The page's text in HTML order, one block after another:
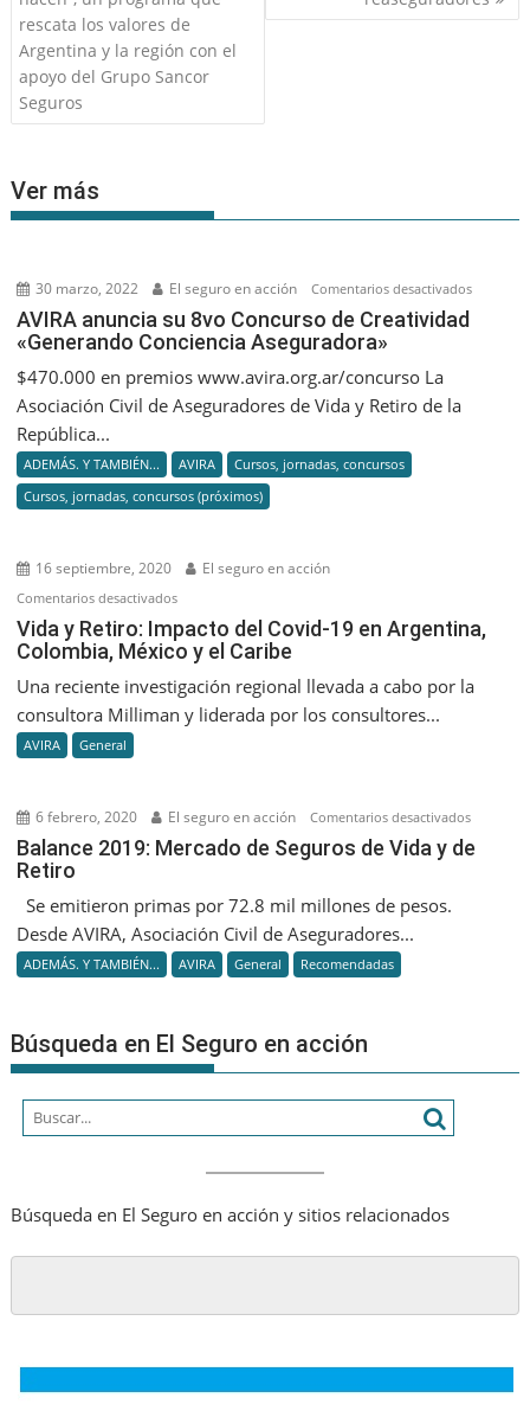
entradas
rescata los valores de
Argentina y la región con el
apoyo del Grupo Sancor
Seguros
Ver más
30 marzo, 2022 El seguro en acción Comentarios desactivadosen
AVIRA anuncia su 8vo Concurso de Creatividad
«Generando Conciencia Aseguradora»
$470.000 en premios www.avira.org.ar/concurso La
Asociación Civil de Aseguradores de Vida y Retiro de la
República...
ADEMÁS. Y TAMBIÉN... AVIRA
Cursos, jornadas, concursos
Cursos, jornadas, concursos (próximos)
16 septiembre, 2020 El seguro en acción
Comentarios desactivadosen
Vida
y
Impacto
del
Argentina,
Colombia,
y
el
Caribe
Vida y Retiro: Impacto del Covid-19 en Argentina,
Colombia, México y el Caribe
Una reciente investigación regional llevada a cabo por la
consultora Milliman y liderada por los consultores...
AVIRA General
6 febrero, 2020 El seguro en acción Comentarios desactivadosen
Balance
Retiro
Balance 2019: Mercado de Seguros de Vida y de
Retiro
Se emitieron primas por 72.8 mil millones de pesos.
Desde AVIRA, Asociación Civil de Aseguradores...
ADEMÁS. Y TAMBIÉN... AVIRA General Recomendadas
Búsqueda en El Seguro en acción
Búsqueda en El Seguro en acción y sitios relacionados